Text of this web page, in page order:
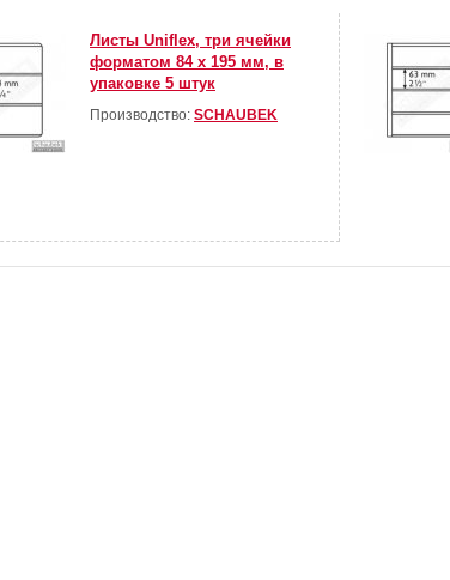
Листы Uniflex, три ячейки
форматом 84 х 195 мм, в
упаковке 5 штук
Производство: SCHAUBEK